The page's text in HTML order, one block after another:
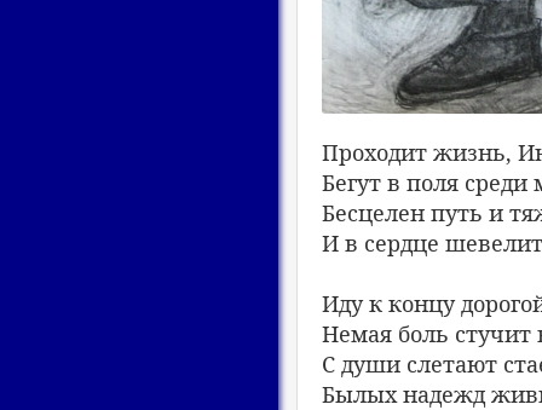
Проходит жизнь,
Бегут в поля среди
Бесцелен путь и
И в сердце
Иду к концу
Немая боль стучит
С души слетают
Былых надежд